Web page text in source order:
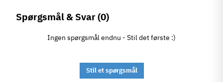
Spørgsmål & Svar(0)
Ingen spørgsmål endnu - Stil det første :)
Stil et spørgsmål